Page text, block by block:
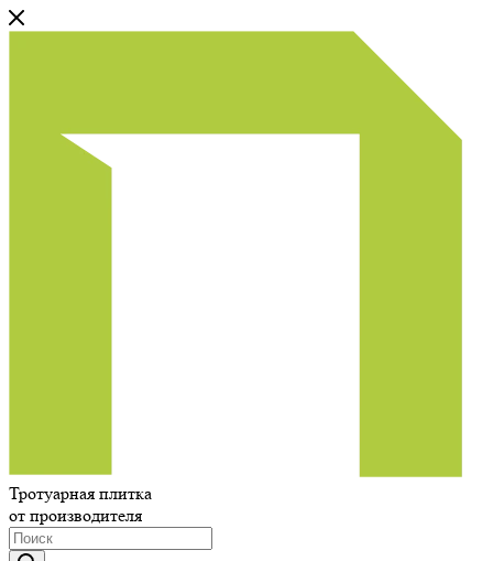
Тротуарная плитка
от производителя